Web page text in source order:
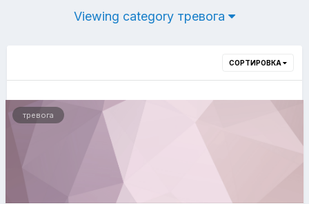
Viewing category тревога
СОРТИРОВКА
тревога